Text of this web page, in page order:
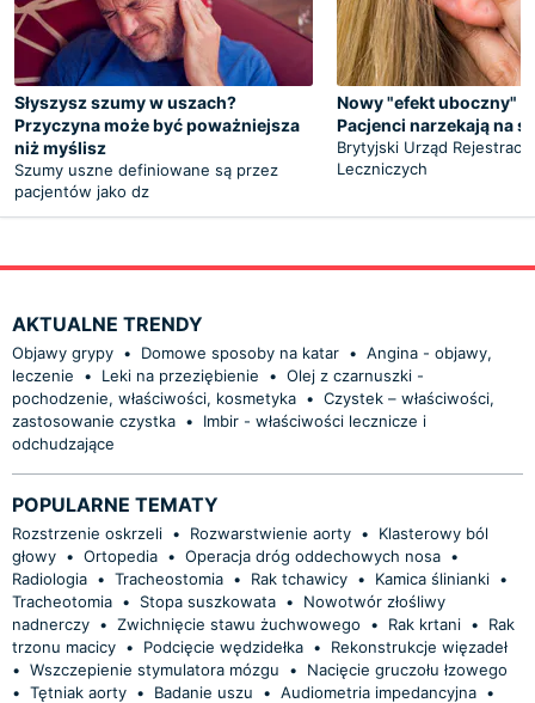
Słyszysz szumy w uszach?
Przyczyna może być poważniejsza
niż myślisz
Szumy uszne definiowane są przez
pacjentów jako dz
Nowy "efekt uboczny"
Pacjenci narzekają na
Brytyjski Urząd
Leczniczych
AKTUALNE TRENDY
Objawy grypy • Domowe sposoby na katar • Angina - objawy,
leczenie
• Leki na przeziębienie • Olej z czarnuszki -
pochodzenie, właściwości, kosmetyka • Czystek – właściwości,
zastosowanie czystka •
Imbir - właściwości lecznicze i
odchudzające
POPULARNE TEMATY
Rozstrzenie oskrzeli • Rozwarstwienie aorty •
Klasterowy ból
głowy • Ortopedia • Operacja dróg oddechowych nosa •
Radiologia • Tracheostomia • Rak tchawicy • Kamica ślinianki •
Tracheotomia • Stopa suszkowata •
Nowotwór złośliwy
nadnerczy • Zwichnięcie stawu żuchwowego • Rak krtani •
Rak
trzonu macicy • Podcięcie wędzidełka •
Rekonstrukcje więzadeł
• Wszczepienie stymulatora mózgu •
Nacięcie gruczołu łzowego
• Tętniak aorty • Badanie uszu • Audiometria impedancyjna •